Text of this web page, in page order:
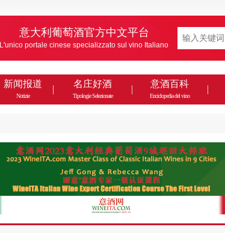
意大利葡萄酒官方中文平台
L'unico portale cinese specializzato sul vino Italiano
新闻报道
Notizie
名庄好酒
Tipologie Selezionate
意酒百科
Enciclopedia del vino